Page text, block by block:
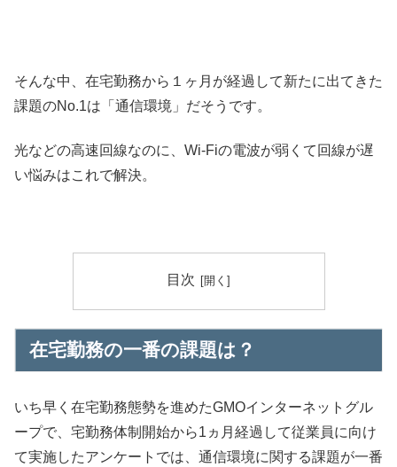
そんな中、在宅勤務から１ヶ月が経過して新たに出てきた
課題のNo.1は「通信環境」だそうです。
光などの高速回線なのに、Wi-Fiの電波が弱くて回線が遅
い悩みはこれで解決。
目次
在宅勤務の一番の課題は？
いち早く在宅勤務態勢を進めたGMOインターネットグル
ープで、宅勤務体制開始から1ヵ月経過して従業員に向け
て実施したアンケートでは、通信環境に関する課題が一番